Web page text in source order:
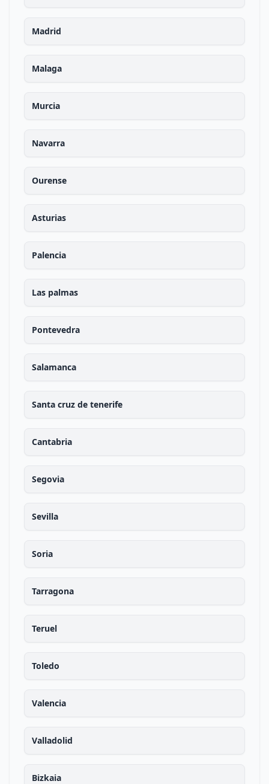
Madrid
Malaga
Murcia
Navarra
Ourense
Asturias
Palencia
Las palmas
Pontevedra
Salamanca
Santa cruz de tenerife
Cantabria
Segovia
Sevilla
Soria
Tarragona
Teruel
Toledo
Valencia
Valladolid
Bizkaia